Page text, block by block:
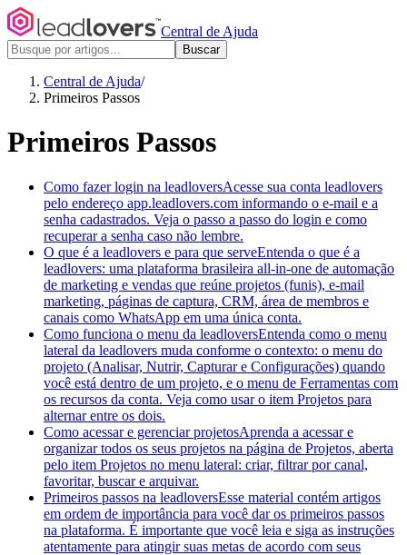
Central de Ajuda
Buscar
Central de Ajuda/
Primeiros Passos
Primeiros Passos
Como fazer login na leadloversAcesse sua conta leadlovers
pelo endereço app.leadlovers.com informando o e-mail e a
senha cadastrados. Veja o passo a passo do login e como
recuperar a senha caso não lembre.
O que é a leadlovers e para que serveEntenda o que é a
leadlovers: uma plataforma brasileira all-in-one de automação
de marketing e vendas que reúne projetos (funis), e-mail
marketing, páginas de captura, CRM, área de membros e
canais como WhatsApp em uma única conta.
Como funciona o menu da leadloversEntenda como o menu
lateral da leadlovers muda conforme o contexto: o menu do
projeto (Analisar, Nutrir, Capturar e Configurações) quando
você está dentro de um projeto, e o menu de Ferramentas com
os recursos da conta. Veja como usar o item Projetos para
alternar entre os dois.
Como acessar e gerenciar projetosAprenda a acessar e
organizar todos os seus projetos na página de Projetos, aberta
pelo item Projetos no menu lateral: criar, filtrar por canal,
favoritar, buscar e arquivar.
Primeiros passos na leadloversEsse material contém artigos
em ordem de importância para você dar os primeiros passos
na plataforma. É importante que você leia e siga as instruções
atentamente para atingir suas metas de acordo com seus